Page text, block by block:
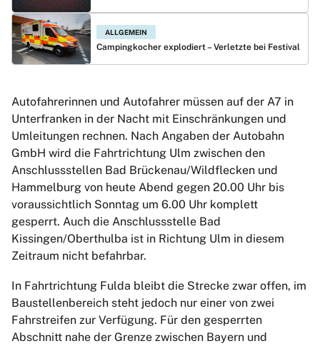
ALLGEMEIN
Campingkocher explodiert – Verletzte bei Festival
Autofahrerinnen und Autofahrer müssen auf der A7 in
Unterfranken in der Nacht mit Einschränkungen und
Umleitungen rechnen. Nach Angaben der Autobahn
GmbH wird die Fahrtrichtung Ulm zwischen den
Anschlussstellen Bad Brückenau/Wildflecken und
Hammelburg von heute Abend gegen 20.00 Uhr bis
voraussichtlich Sonntag um 6.00 Uhr komplett
gesperrt. Auch die Anschlussstelle Bad
Kissingen/Oberthulba ist in Richtung Ulm in diesem
Zeitraum nicht befahrbar.
In Fahrtrichtung Fulda bleibt die Strecke zwar offen, im
Baustellenbereich steht jedoch nur einer von zwei
Fahrstreifen zur Verfügung. Für den gesperrten
Abschnitt nahe der Grenze zwischen Bayern und